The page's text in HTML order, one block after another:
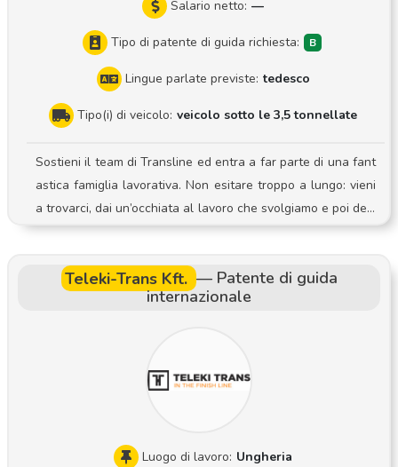
Salario netto: —
Tipo di patente di guida richiesta:
Lingue parlate previste: tedesco
Tipo(i) di veicolo: veicolo sotto le 3,5 tonnellate
Sostieni il team di Transline ed entra a far parte di una fant
astica famiglia lavorativa. Non esitare troppo a lungo: vieni
a trovarci, dai un’occhiata al lavoro che svolgiamo e poi deci
di. Le vostre mansioni Preparazione e pianificazione dei perc
gna e ritiro puntuali delle spedizioni presso clienti aziendali
scervi di persona durante un colloquio individuale
Teleki-Trans Kft. — Patente di guida
internazionale
Luogo di lavoro: Ungheria